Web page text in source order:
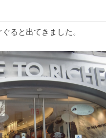
ると出てきました。